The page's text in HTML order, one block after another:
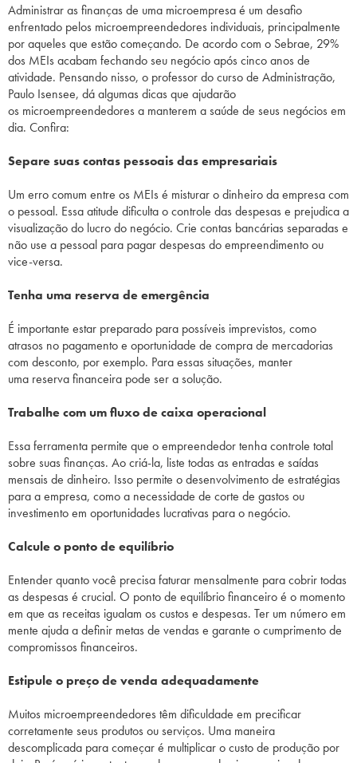
Administrar as finanças de uma microempresa é um desafio
enfrentado pelos microempreendedores individuais, principalmente
por aqueles que estão começando. De acordo com o Sebrae, 29%
dos MEIs acabam fechando seu negócio após cinco anos de
atividade. Pensando nisso, o professor do curso de Administração,
Paulo Isensee, dá algumas dicas que ajudarão
os microempreendedores a manterem a saúde de seus negócios em
dia. Confira:
Separe suas contas pessoais das empresariais
Um erro comum entre os MEIs é misturar o dinheiro da empresa com
o pessoal. Essa atitude dificulta o controle das despesas e prejudica a
visualização do lucro do negócio. Crie contas bancárias separadas e
não use a pessoal para pagar despesas do empreendimento ou
vice-versa.
Tenha uma reserva de emergência
É importante estar preparado para possíveis imprevistos, como
atrasos no pagamento e oportunidade de compra de mercadorias
com desconto, por exemplo. Para essas situações, manter
uma reserva financeira pode ser a solução.
Trabalhe com um fluxo de caixa operacional
Essa ferramenta permite que o empreendedor tenha controle total
sobre suas finanças. Ao criá-la, liste todas as entradas e saídas
mensais de dinheiro. Isso permite o desenvolvimento de estratégias
para a empresa, como a necessidade de corte de gastos ou
investimento em oportunidades lucrativas para o negócio.
Calcule o ponto de equilíbrio
Entender quanto você precisa faturar mensalmente para cobrir todas
as despesas é crucial. O ponto de equilíbrio financeiro é o momento
em que as receitas igualam os custos e despesas. Ter um número em
mente ajuda a definir metas de vendas e garante o cumprimento de
compromissos financeiros.
Estipule o preço de venda adequadamente
Muitos microempreendedores têm dificuldade em precificar
corretamente seus produtos ou serviços. Uma maneira
descomplicada para começar é multiplicar o custo de produção por